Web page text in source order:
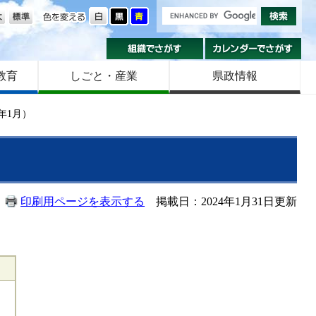
色を変える
大きさ
組織でさがす
育 しごと・産業 県政情報
1月）
印刷用ページを表示する 掲載日：2024年1月31日更新